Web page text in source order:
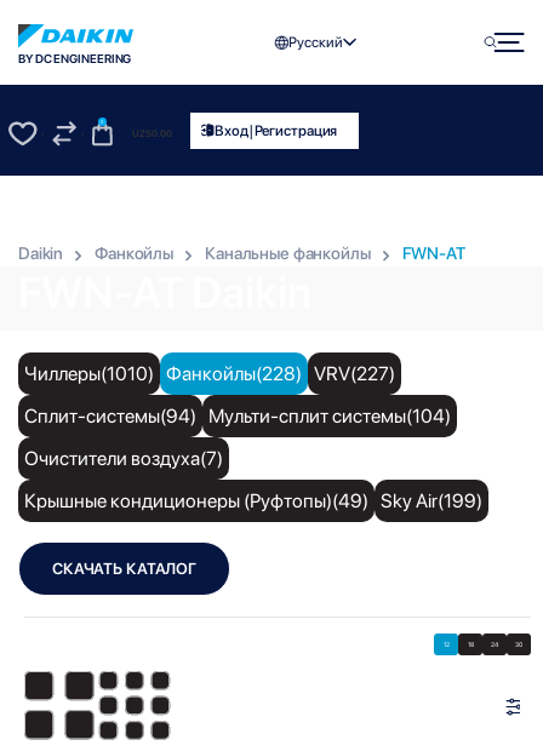
BY DC ENGINEERING
Русский
0
UZS0.00 Вход|Регистрация
Daikin Фанкойлы Канальные фанкойлы FWN-AT
Чиллеры(1010) Фанкойлы(228) VRV(227)
Сплит-системы(94)
Мульти-сплит системы(104)
Очистители воздуха(7)
Крышные кондиционеры (Руфтопы)(49) Sky Air(199)
СКАЧАТЬ КАТАЛОГ
12 18 24 30